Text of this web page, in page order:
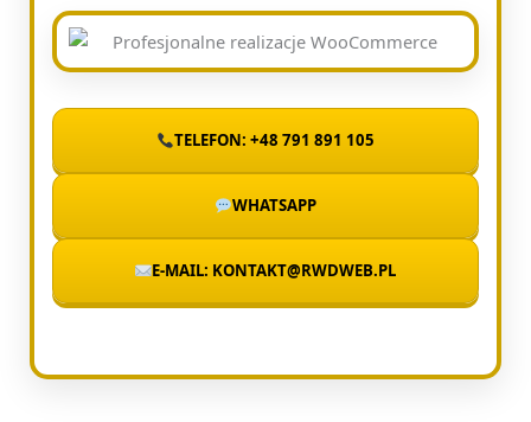
TELEFON: +48 791 891 105
WHATSAPP
E-MAIL: KONTAKT@RWDWEB.PL